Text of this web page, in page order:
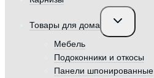
Товары для дома
Переключить
дочернее
Мебель
Подоконники и откосы
Панели шпонированные